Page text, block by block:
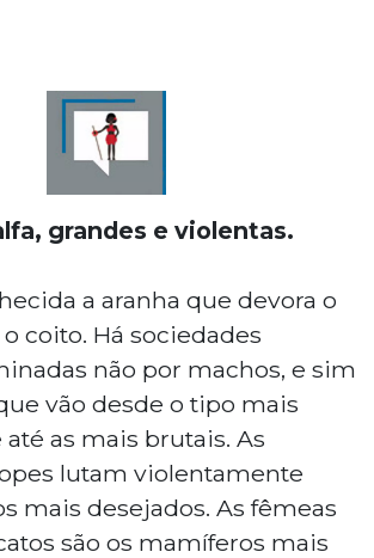
grandes e violentas.
a aranha que devora o
coito. Há sociedades
não por machos, e sim
vão desde o tipo mais
as mais brutais. As
lutam violentamente
mais desejados. As fêmeas
são os mamíferos mais